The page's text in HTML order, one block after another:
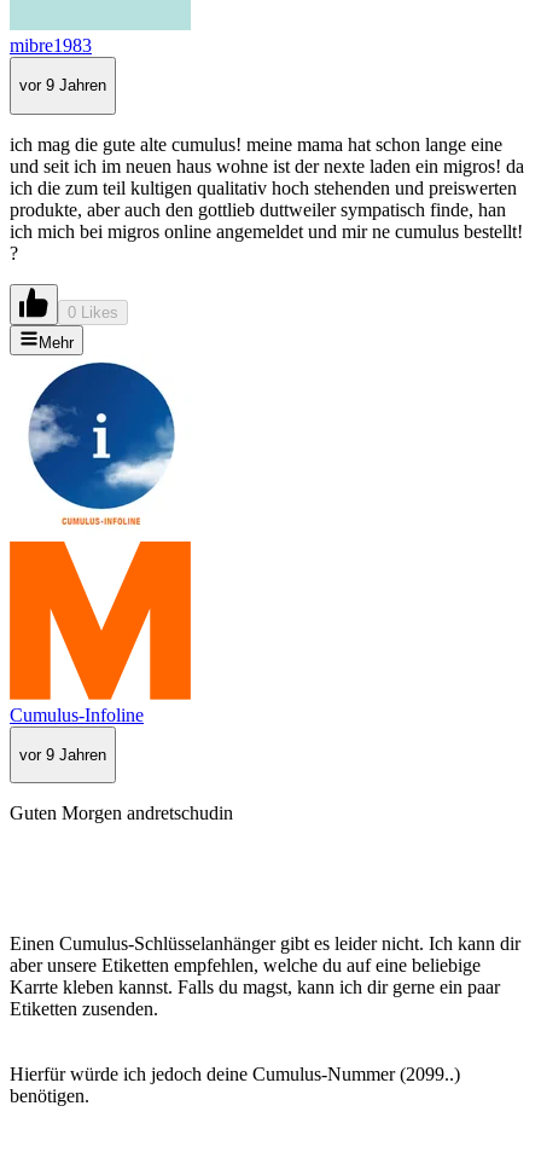
mibre1983
vor 9 Jahren
ich mag die gute alte cumulus! meine mama hat schon lange eine
und seit ich im neuen haus wohne ist der nexte laden ein migros! da
ich die zum teil kultigen qualitativ hoch stehenden und preiswerten
produkte, aber auch den gottlieb duttweiler sympatisch finde, han
ich mich bei migros online angemeldet und mir ne cumulus bestellt!
?
0 Likes
Mehr
Cumulus-Infoline
vor 9 Jahren
Guten Morgen andretschudin
Einen Cumulus-Schlüsselanhänger gibt es leider nicht. Ich kann dir
aber unsere Etiketten empfehlen, welche du auf eine beliebige
Karrte kleben kannst. Falls du magst, kann ich dir gerne ein paar
Etiketten zusenden.
Hierfür würde ich jedoch deine Cumulus-Nummer (2099..)
benötigen.